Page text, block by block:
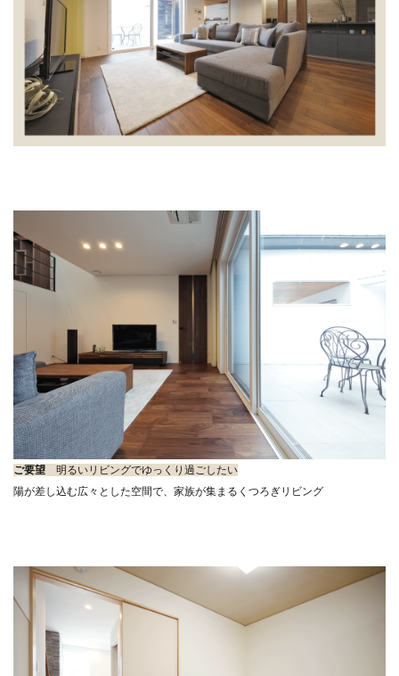
ご要望 明るいリビングでゆっくり過ごしたい
陽が差し込む広々とした空間で、家族が集まるくつろぎリビング